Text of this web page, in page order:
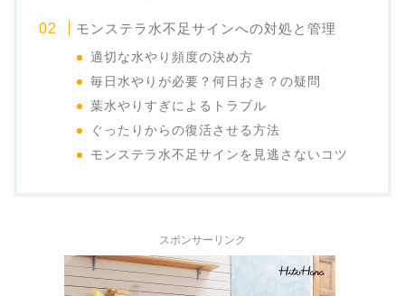
モンステラ水不足サインへの対処と管理
適切な水やり頻度の決め方
毎日水やりが必要？何日おき？の疑問
葉水やりすぎによるトラブル
ぐったりからの復活させる方法
モンステラ水不足サインを見逃さないコツ
スポンサーリンク